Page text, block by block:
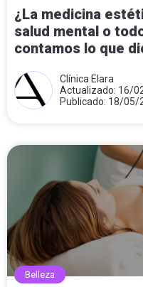
¿La medicina
salud mental o
contamos lo que
Clínica Elara
Actualizado: 16/
Publicado: 18/05/
Belleza